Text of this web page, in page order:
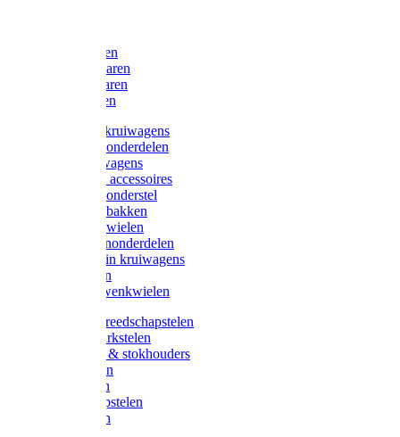
Snoeischaren
Heggenscharen
Takkenscharen
Snoeimessen
Landbouwkruiwagens
Kruiwagenonderdelen
Bouwkruiwagens
Kruiwagen accessoires
Kruiwagenonderstel
Kruiwagenbakken
Kruiwagenwielen
Steekwagenonderdelen
Huis en Tuin kruiwagens
Steekwagen
Bok- en Zwenkwielen
Overige gereedschapstelen
Bezem-/Harkstelen
Handvaten & stokhouders
Hamerstelen
Spadestelen
Graanschopstelen
Schopstelen